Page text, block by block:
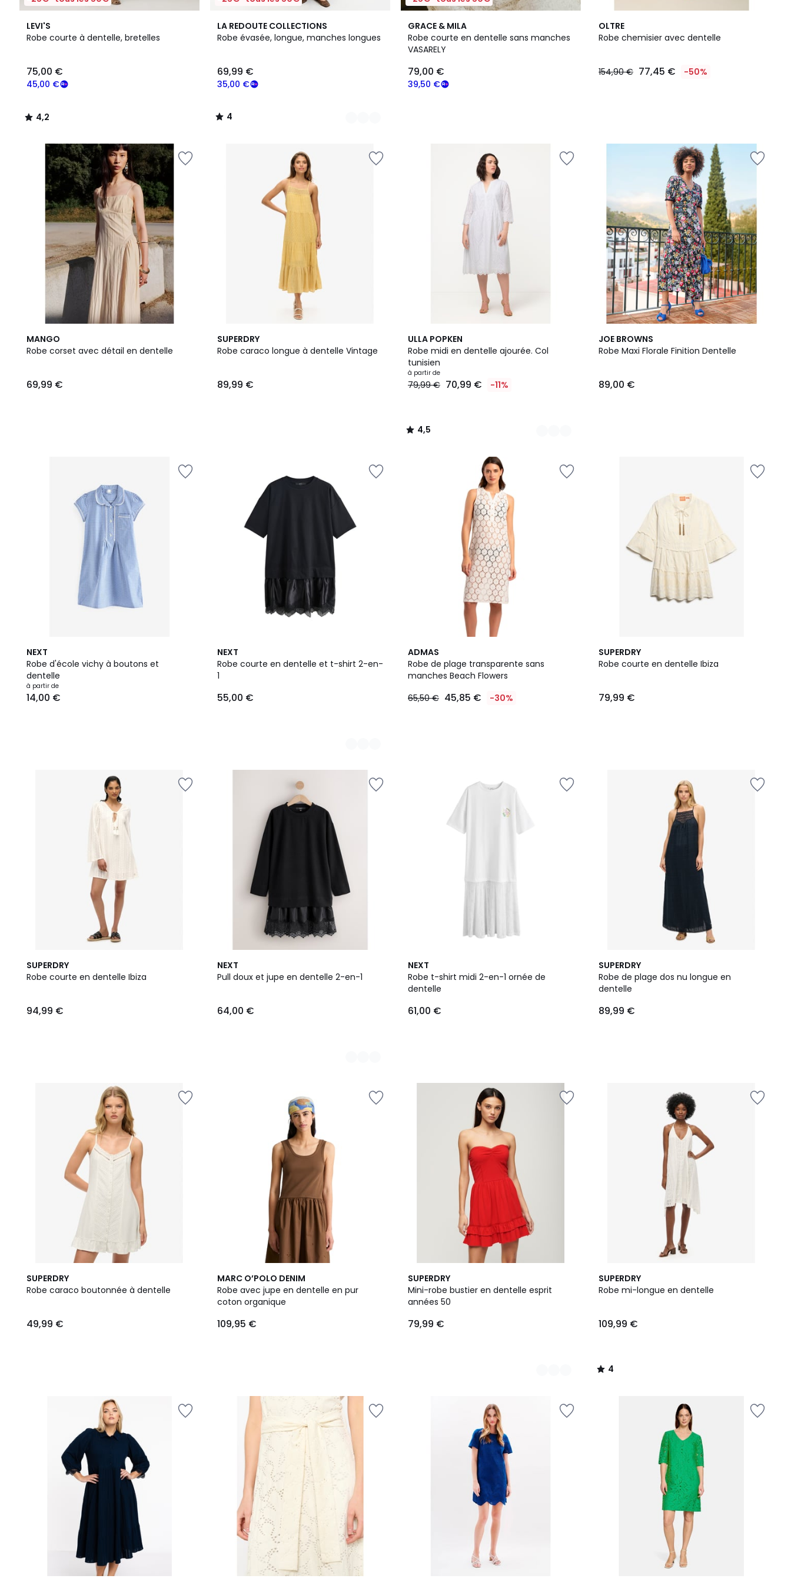
LEVI'S
Robe courte à dentelle, bretelles
€
souscrivez
programme
payer
45,00
45,00 €
75,00 €
4,2
/ 5
4,2
/
LA REDOUTE COLLECTIONS
Robe évasée, longue, manches longues
35,00 €
69,99 €
4
/
2
Couleurs
4
/
GRACE & MILA
Robe courte en dentelle sans manches
VASARELY
39,50 €
79,00 €
OLTRE
Robe chemisier avec dentelle
154,90 € 77,45 € -50%
MANGO
Robe corset avec détail en dentelle
69,99 €
SUPERDRY
Robe caraco longue à dentelle Vintage
89,99 €
ULLA POPKEN
Robe midi en dentelle ajourée. Col
tunisien
à partir de
79,99 € 70,99 € -11%
4,5
/ 5
2
Couleurs
4,5
/
JOE BROWNS
Robe Maxi Florale Finition Dentelle
89,00 €
NEXT
Robe d'école vichy à boutons et
dentelle
à partir de
14,00 €
NEXT
Robe courte en dentelle et t-shirt 2-en-
1
55,00 €
2
Couleurs
ADMAS
Robe de plage transparente sans
manches Beach Flowers
65,50 € 45,85 € -30%
SUPERDRY
Robe courte en dentelle Ibiza
79,99 €
SUPERDRY
Robe courte en dentelle Ibiza
94,99 €
NEXT
Pull doux et jupe en dentelle 2-en-1
64,00 €
2
Couleurs
NEXT
Robe t-shirt midi 2-en-1 ornée de
dentelle
61,00 €
SUPERDRY
Robe de plage dos nu longue en
dentelle
89,99 €
SUPERDRY
Robe caraco boutonnée à dentelle
49,99 €
MARC O’POLO DENIM
Robe avec jupe en dentelle en pur
coton organique
109,95 €
SUPERDRY
Mini-robe bustier en dentelle esprit
années 50
79,99 €
3
Couleurs
SUPERDRY
Robe mi-longue en dentelle
109,99 €
4
/
4
/